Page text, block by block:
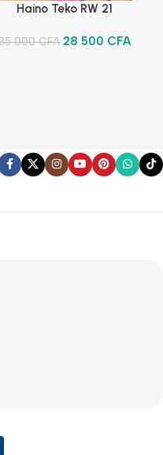
Au Panier
Haino Teko RW 21
000CFA 28 500 CFA